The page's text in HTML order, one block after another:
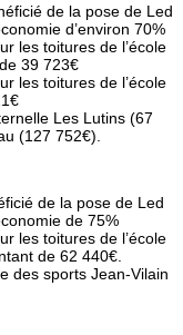
de la pose de Led
d’environ 70%
les toitures de l’école
39 723€
les toitures de l’école
Les Lutins (67
(127 752€).
de la pose de Led
de 75%
les toitures de l’école
de 62 440€.
des sports Jean-Vilain